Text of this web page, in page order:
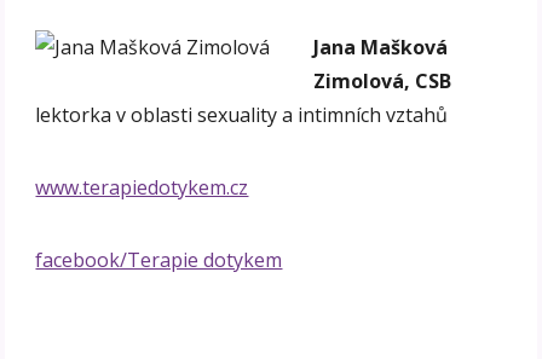
Jana Mašková
Zimolová, CSB
lektorka v oblasti sexuality a intimních vztahů
www.terapiedotykem.cz
facebook/Terapie dotykem